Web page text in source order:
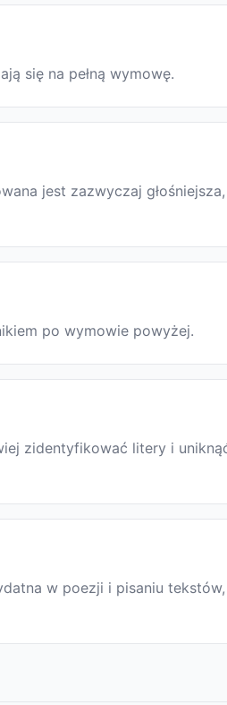
się na pełną wymowę.
jest zazwyczaj głośniejsza,
po wymowie powyżej.
zidentyfikować litery i
w poezji i pisaniu tekstów,